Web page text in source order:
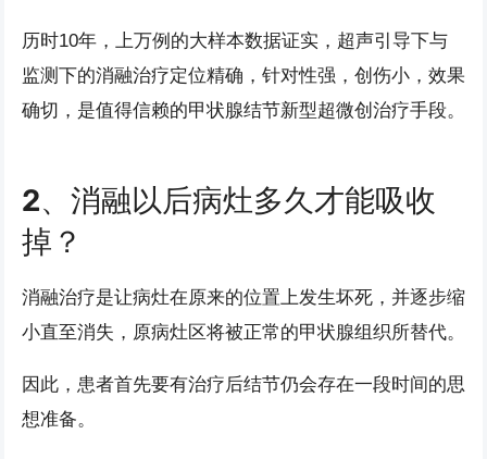
历时10年，上万例的大样本数据证实，超声引导下与
监测下的消融治疗定位精确，针对性强，创伤小，效果
确切，是值得信赖的甲状腺结节新型超微创治疗手段。
2、消融以后病灶多久才能吸收
掉？
消融治疗是让病灶在原来的位置上发生坏死，并逐步缩
小直至消失，原病灶区将被正常的甲状腺组织所替代。
因此，患者首先要有治疗后结节仍会存在一段时间的思
想准备。